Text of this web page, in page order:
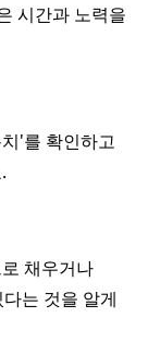
시간과 노력을
'를 확인하고
채우거나
는 것을 알게